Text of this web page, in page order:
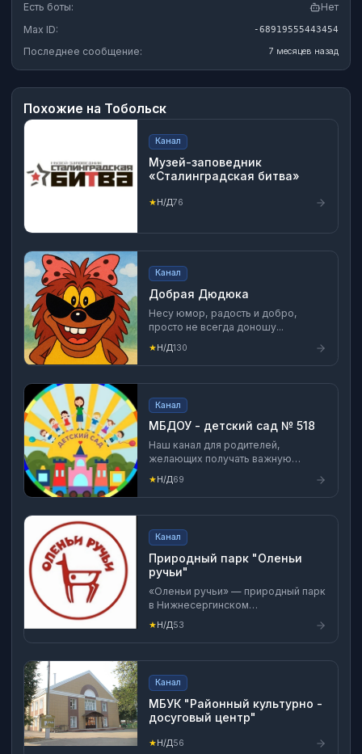
Есть боты:
Нет
Max ID:
-68919555443454
Последнее сообщение: 7 месяцев назад
Похожие на Тобольск
Канал
Музей-заповедник
«Сталинградская битва»
★Н/Д76
Канал
Добрая Дюдюка
Несу юмор, радость и добро,
просто не всегда доношу...
★Н/Д130
Канал
МБДОУ - детский сад № 518
Наш канал для родителей,
желающих получать важную
информацию!
★Н/Д69
Канал
Природный парк "Оленьи
ручьи"
«Оленьи ручьи» — природный парк
в Нижнесергинском
муниципальном районе
Свердловской области, в 100
километрах на юго-запад от
Екатеринбурга. Открыт 29 октября
1999 года. Сайт: olenpark.ru 📞
+79041725565
★Н/Д53
Канал
МБУК "Районный культурно -
досуговый центр"
★ Н/Д56